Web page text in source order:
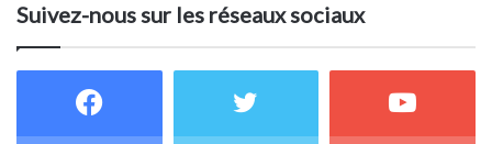
Suivez-nous sur les réseaux sociaux